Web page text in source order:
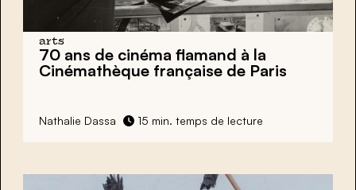
arts
70 ans de cinéma flamand à la
Cinémathèque française de Paris
Nathalie Dassa 15 min. temps de lecture